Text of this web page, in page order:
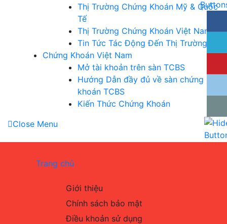
Thị Trường Chứng Khoán Mỹ & Quốc
Tế
Thị Trường Chứng Khoán Việt Nam
Tin Tức Tác Động Đến Thị Trường
Chứng Khoán Việt Nam
Mở tài khoản trên sàn TCBS
Hướng Dẫn đầy đủ về sàn chứng
khoán TCBS
Kiến Thức Chứng Khoán
Close Menu
Trang chủ
Giới thiệu
Chính sách bảo mật
Điều khoản sử dụng